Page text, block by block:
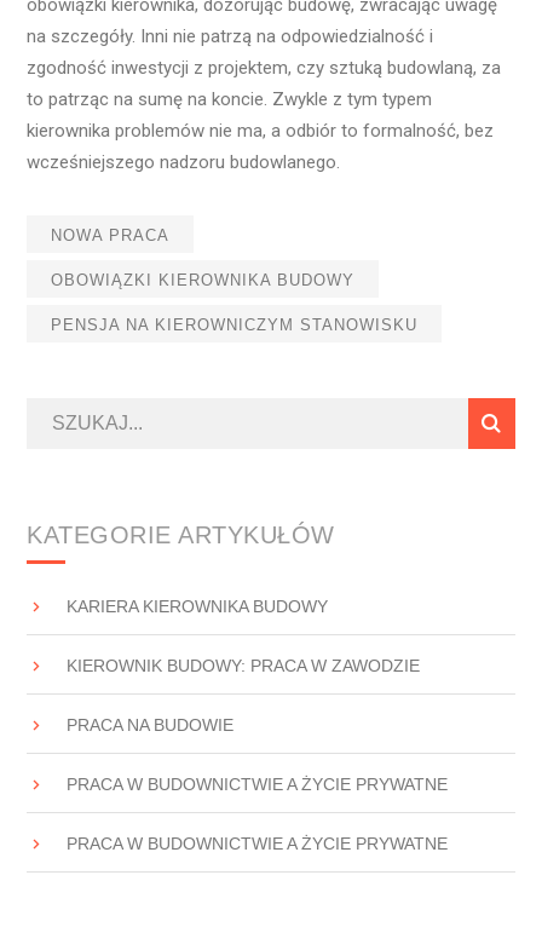
obowiązki kierownika, dozorując budowę, zwracając uwagę
na szczegóły. Inni nie patrzą na odpowiedzialność i
zgodność inwestycji z projektem, czy sztuką budowlaną, za
to patrząc na sumę na koncie. Zwykle z tym typem
kierownika problemów nie ma, a odbiór to formalność, bez
wcześniejszego nadzoru budowlanego.
NOWA PRACA
OBOWIĄZKI KIEROWNIKA BUDOWY
PENSJA NA KIEROWNICZYM STANOWISKU
KATEGORIE ARTYKUŁÓW
KARIERA KIEROWNIKA BUDOWY
KIEROWNIK BUDOWY: PRACA W ZAWODZIE
PRACA NA BUDOWIE
PRACA W BUDOWNICTWIE A ŻYCIE PRYWATNE
PRACA W BUDOWNICTWIE A ŻYCIE PRYWATNE